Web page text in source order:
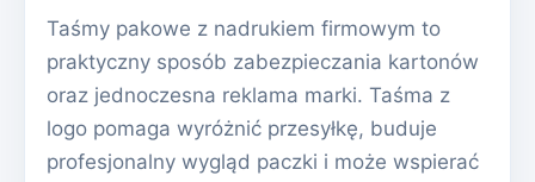
Taśmy pakowe z nadrukiem firmowym to
praktyczny sposób zabezpieczania kartonów
oraz jednoczesna reklama marki. Taśma z
logo pomaga wyróżnić przesyłkę, buduje
profesjonalny wygląd paczki i może wspierać